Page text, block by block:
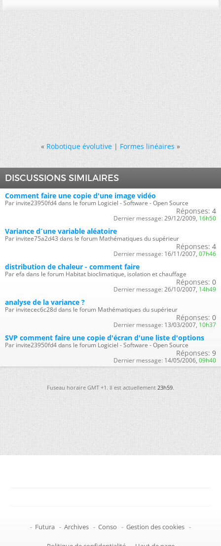
« Robotique évolutive|Formes linéaires »
DISCUSSIONS SIMILAIRES
Comment faire une copie d'une image vidéo
Par invite23950fd4 dans le forum Logiciel - Software - Open Source
Réponses: 4
Dernier message: 29/12/2009, 16h50
Variance d´une variable aléatoire
Par invitee75a2d43 dans le forum Mathématiques du supérieur
Réponses: 4
Dernier message: 16/11/2007, 07h46
distribution de chaleur - comment faire
Par efa dans le forum Habitat bioclimatique, isolation et chauffage
Réponses: 0
Dernier message: 26/10/2007, 14h49
analyse de la variance ?
Par invitecec6c28d dans le forum Mathématiques du supérieur
Réponses: 0
Dernier message: 13/03/2007, 10h37
SVP comment faire une copie d'écran d'une liste d'options
Par invite23950fd4 dans le forum Logiciel - Software - Open Source
Réponses: 9
Dernier message: 14/05/2006, 09h40
Fuseau horaire GMT +1. Il est actuellement23h59.
- Futura - Archives - Conso - Gestion des cookies -